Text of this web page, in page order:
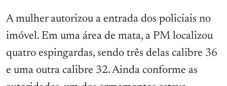
A mulher autorizou a entrada dos policiais no
imóvel. Em uma área de mata, a PM localizou
quatro espingardas, sendo três delas calibre 36
e uma outra calibre 32. Ainda conforme as